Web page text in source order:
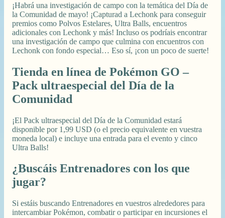
¡Habrá una investigación de campo con la temática del Día de
la Comunidad de mayo! ¡Capturad a Lechonk para conseguir
premios como Polvos Estelares, Ultra Balls, encuentros
adicionales con Lechonk y más! Incluso os podríais encontrar
una investigación de campo que culmina con encuentros con
Lechonk con fondo especial… Eso sí, ¡con un poco de suerte!
Tienda en línea de Pokémon GO –
Pack ultraespecial del Día de la
Comunidad
¡El Pack ultraespecial del Día de la Comunidad estará
disponible por 1,99 USD (o el precio equivalente en vuestra
moneda local) e incluye una entrada para el evento y cinco
Ultra Balls!
¿Buscáis Entrenadores con los que
jugar?
Si estáis buscando Entrenadores en vuestros alrededores para
intercambiar Pokémon, combatir o participar en incursiones el